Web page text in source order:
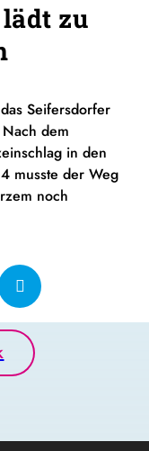
zu
Seifersdorfer
dem
in den
musste der Weg
noch